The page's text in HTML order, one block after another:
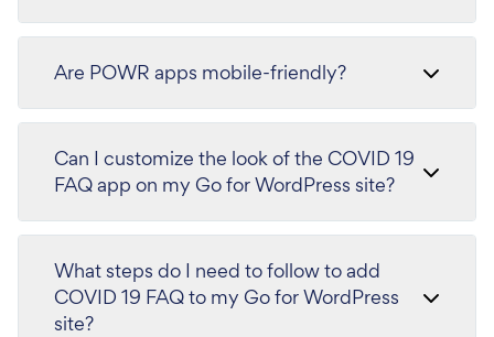
Are POWR apps mobile-friendly?
Can I customize the look of the COVID 19
FAQ app on my Go for WordPress site?
What steps do I need to follow to add
COVID 19 FAQ to my Go for WordPress
site?